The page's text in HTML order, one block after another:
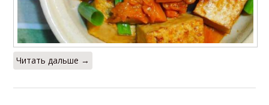
Читать дальше →